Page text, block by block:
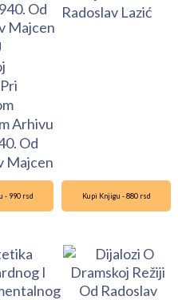
Arhivu
Od
Majcen
Radoslav Lazić
- 990 rsd Kupi Knjigu - 880 rsd